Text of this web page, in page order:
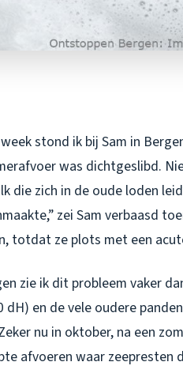
stond ik bij Sam in
was dichtgeslibd.
die zich in de oude loden
zei Sam verbaasd
totdat ze plots met een
zie ik dit probleem vaker
dH) en de vele oudere
nu in oktober, na een
afvoeren waar zeepresten